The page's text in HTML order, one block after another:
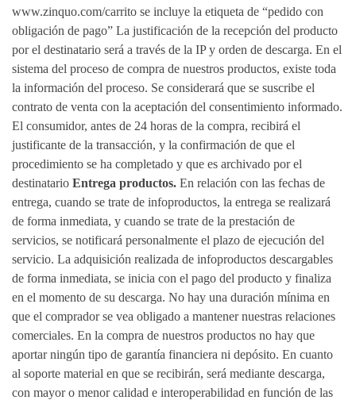
www.zinquo.com/carrito se incluye la etiqueta de “pedido con
obligación de pago” La justificación de la recepción del producto
por el destinatario será a través de la IP y orden de descarga. En el
sistema del proceso de compra de nuestros productos, existe toda
la información del proceso. Se considerará que se suscribe el
contrato de venta con la aceptación del consentimiento informado.
El consumidor, antes de 24 horas de la compra, recibirá el
justificante de la transacción, y la confirmación de que el
procedimiento se ha completado y que es archivado por el
destinatario Entrega productos. En relación con las fechas de
entrega, cuando se trate de infoproductos, la entrega se realizará
de forma inmediata, y cuando se trate de la prestación de
servicios, se notificará personalmente el plazo de ejecución del
servicio. La adquisición realizada de infoproductos descargables
de forma inmediata, se inicia con el pago del producto y finaliza
en el momento de su descarga. No hay una duración mínima en
que el comprador se vea obligado a mantener nuestras relaciones
comerciales. En la compra de nuestros productos no hay que
aportar ningún tipo de garantía financiera ni depósito. En cuanto
al soporte material en que se recibirán, será mediante descarga,
con mayor o menor calidad e interoperabilidad en función de las